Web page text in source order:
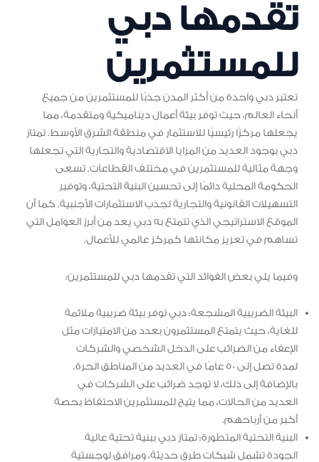
تقدمها دبي
للمستثمرين
تعتبر دبي واحدة من أكثر المدن جذبًا للمستثمرين من جميع
أنحاء العالم، حيث توفر بيئة أعمال ديناميكية ومتقدمة، مما
يجعلها مركزًا رئيسيًا للاستثمار في منطقة الشرق الأوسط. تمتاز
دبي بوجود العديد من المزايا الاقتصادية والتجارية التي تجعلها
وجهة مثالية للمستثمرين في مختلف القطاعات. تسعى
الحكومة المحلية دائمًا إلى تحسين البنية التحتية، وتوفير
التسهيلات القانونية والتجارية لجذب الاستثمارات الأجنبية. كما أن
الموقع الاستراتيجي الذي تتمتع به دبي يعد من أبرز العوامل التي
تساهم في تعزيز مكانتها كمركز عالمي للأعمال.
وفيما يلي بعض الفوائد التي تقدمها دبي للمستثمرين:
البيئة الضريبية المشجعة: دبي توفر بيئة ضريبية ملائمة
للغاية، حيث يتمتع المستثمرون بعدد من الامتيازات مثل
الإعفاء من الضرائب على الدخل الشخصي والشركات
لمدة تصل إلى 50 عامًا في العديد من المناطق الحرة.
بالإضافة إلى ذلك، لا توجد ضرائب على الشركات في
العديد من الحالات، مما يتيح للمستثمرين الاحتفاظ بحصة
أكبر من أرباحهم.
البنية التحتية المتطورة: تمتاز دبي ببنية تحتية عالية
الجودة تشمل شبكات طرق حديثة، ومرافق لوجستية